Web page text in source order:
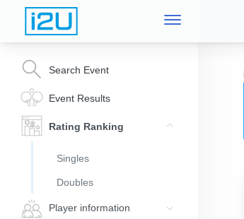
Search Event
Event Results
Rating Ranking
Singles
Doubles
Player information